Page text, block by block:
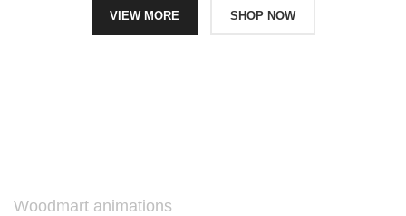
VIEW MORE SHOP NOW
Woodmart animations